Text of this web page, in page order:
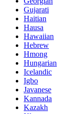
Gujarati
Haitian
Hausa
Hawaiian
Hebrew
Hmong
Hungarian
Icelandic
Igbo
Javanese
Kannada
Kazakh